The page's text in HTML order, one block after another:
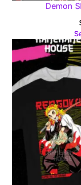
Demon